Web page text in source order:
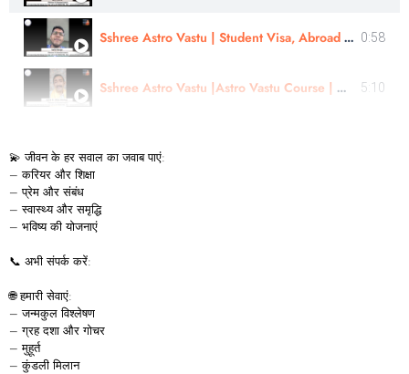
Sshree Astro Vastu | Student Visa, Abroad Study - Review In Eng |Sahil Warge | #sshreeastrovastu 0:58
Sshree Astro Vastu |Astro Vastu Course | Martial, Business, Kid Health Case review|Er. Ulhas Chimaji 5:10
💫 जीवन के हर सवाल का जवाब पाएं:
– करियर और शिक्षा
– प्रेम और संबंध
– स्वास्थ्य और समृद्धि
– भविष्य की योजनाएं
📞 अभी संपर्क करें:
🌐 हमारी सेवाएं:
– जन्मकुल विश्लेषण
– ग्रह दशा और गोचर
– मुहूर्त
– कुंडली मिलान